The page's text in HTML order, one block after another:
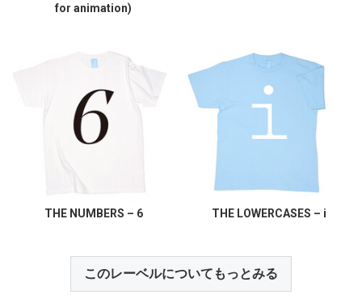
for animation)
THE NUMBERS – 6 THE LOWERCASES – i
このレーベルについてもっとみる